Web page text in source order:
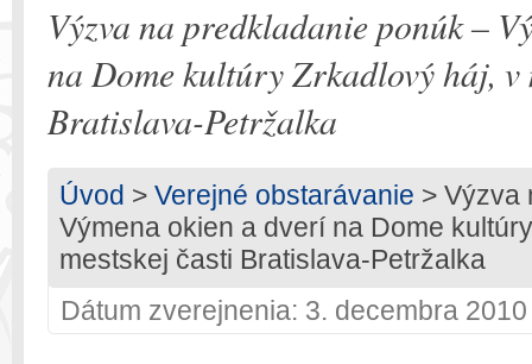
Výzva na predkladanie ponúk –
na Dome kultúry Zrkadlový háj, v
Bratislava-Petržalka
Úvod > Verejné obstarávanie > Výzva
Výmena okien a dverí na Dome
mestskej časti Bratislava-Petržalka
Dátum zverejnenia: 3. decembra 2010